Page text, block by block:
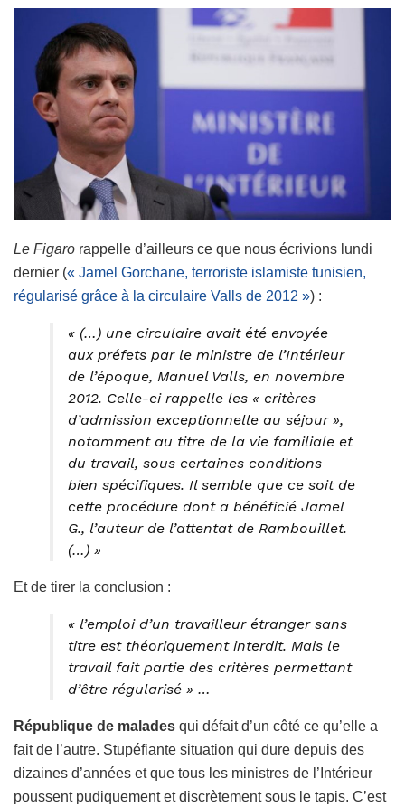
Le Figaro rappelle d’ailleurs ce que nous écrivions lundi
dernier (« Jamel Gorchane, terroriste islamiste tunisien,
régularisé grâce à la circulaire Valls de 2012 ») :
« (…) une circulaire avait été envoyée
aux préfets par le ministre de l’Intérieur
de l’époque, Manuel Valls, en novembre
2012. Celle-ci rappelle les « critères
d’admission exceptionnelle au séjour »,
notamment au titre de la vie familiale et
du travail, sous certaines conditions
bien spécifiques. Il semble que ce soit de
cette procédure dont a bénéficié Jamel
G., l’auteur de l’attentat de Rambouillet.
(…) »
Et de tirer la conclusion :
« l’emploi d’un travailleur étranger sans
titre est théoriquement interdit. Mais le
travail fait partie des critères permettant
d’être régularisé » …
République de malades qui défait d’un côté ce qu’elle a
fait de l’autre. Stupéfiante situation qui dure depuis des
dizaines d’années et que tous les ministres de l’Intérieur
poussent pudiquement et discrètement sous le tapis. C’est